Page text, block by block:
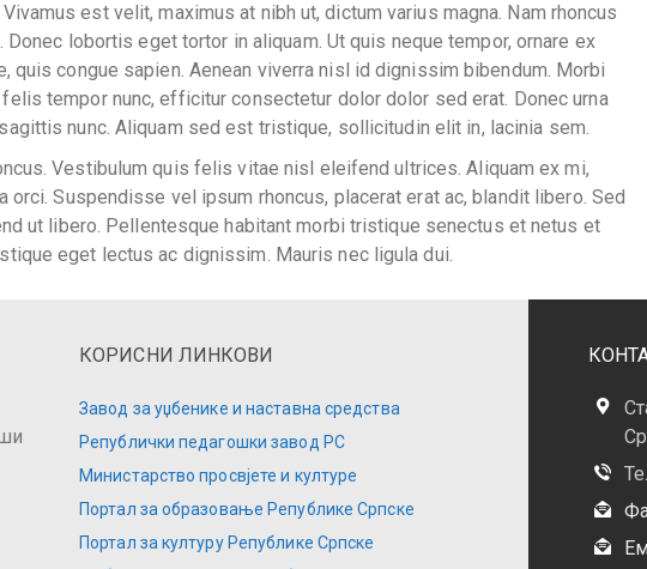
est velit, maximus at nibh ut, dictum varius magna. Nam rhoncus
lobortis eget tortor in aliquam. Ut quis neque tempor, ornare ex
quis congue sapien. Aenean viverra nisl id dignissim bibendum. Morbi
tempor nunc, efficitur consectetur dolor dolor sed erat. Donec urna
nunc. Aliquam sed est tristique, sollicitudin elit in, lacinia sem.
Vestibulum quis felis vitae nisl eleifend ultrices. Aliquam ex mi,
orci. Suspendisse vel ipsum rhoncus, placerat erat ac, blandit libero. Sed
ut libero. Pellentesque habitant morbi tristique senectus et netus et
eget lectus ac dignissim. Mauris nec ligula dui.
КОРИСНИ ЛИНКОВИ
Завод за уџбенике и наставна средства
Републички педагошки завод РС
Министарство просвјете и културе
Портал за образовање Републике Српске
Портал за културу Републике Српске